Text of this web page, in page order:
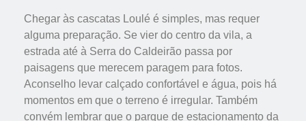
Chegar às cascatas Loulé é simples, mas requer
alguma preparação. Se vier do centro da vila, a
estrada até à Serra do Caldeirão passa por
paisagens que merecem paragem para fotos.
Aconselho levar calçado confortável e água, pois há
momentos em que o terreno é irregular. Também
convém lembrar que o parque de estacionamento da